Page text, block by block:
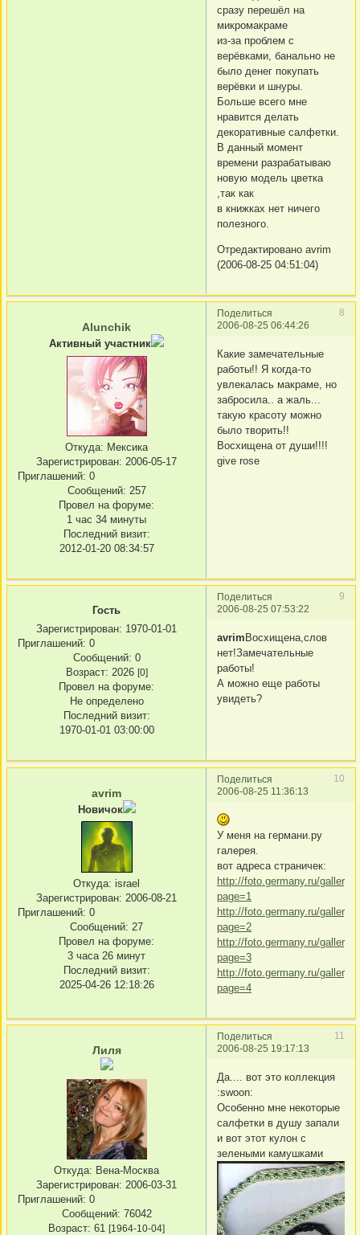
сразу перешёл на
микромакраме
из-за проблем с
верёвками, банально не
было денег покупать
верёвки и шнуры.
Больше всего мне
нравится делать
декоративные салфетки.
В данный момент
времени разрабатываю
новую модель цветка
,так как
в книжках нет ничего
полезного.
Отредактировано avrim
(2006-08-25 04:51:04)
Поделиться
8
2006-08-25 06:44:26
Alunchik
Активный участник
Откуда: Мексика
Зарегистрирован: 2006-05-17
Приглашений: 0
Сообщений: 257
Провел на форуме:
1 час 34 минуты
Последний визит:
2012-01-20 08:34:57
Какие замечательные
работы!! Я когда-то
увлекалась макраме, но
забросила.. а жаль...
такую красоту можно
было творить!!
Восхищена от души!!!!
give rose
Поделиться
9
2006-08-25 07:53:22
Гость
Зарегистрирован: 1970-01-01
Приглашений: 0
Сообщений: 0
Возраст: 2026 [0]
Провел на форуме:
Не определено
Последний визит:
1970-01-01 03:00:00
avrim Восхищена,слов
нет!Замечательные
работы!
А можно еще работы
увидеть?
Поделиться
10
2006-08-25 11:36:13
avrim
Новичок
Откуда: israel
Зарегистрирован: 2006-08-21
Приглашений: 0
Сообщений: 27
Провел на форуме:
3 часа 26 минут
Последний визит:
2025-04-26 12:18:26
У меня на германи.ру
галерея.
вот адреса страничек:
http://foto.germany.ru/gallery/
page=1
http://foto.germany.ru/gallery/
page=2
http://foto.germany.ru/gallery/
page=3
http://foto.germany.ru/gallery/
page=4
Поделиться
11
2006-08-25 19:17:13
Лиля
Откуда: Вена-Москва
Зарегистрирован: 2006-03-31
Приглашений: 0
Сообщений: 76042
Возраст: 61 [1964-10-04]
Да.... вот это коллекция
:swoon:
Особенно мне некоторые
салфетки в душу запали
и вот этот кулон с
зелеными камушками